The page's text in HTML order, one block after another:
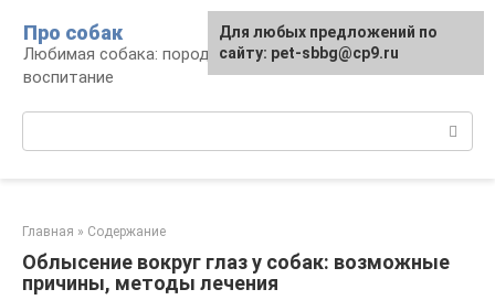
контенту
Про собак
Любимая собака: породы, содержание,
воспитание
Главная » Содержание
Облысение вокруг глаз у собак: возможные
причины, методы лечения
Для любых предложений по
сайту: pet-sbbg@cp9.ru